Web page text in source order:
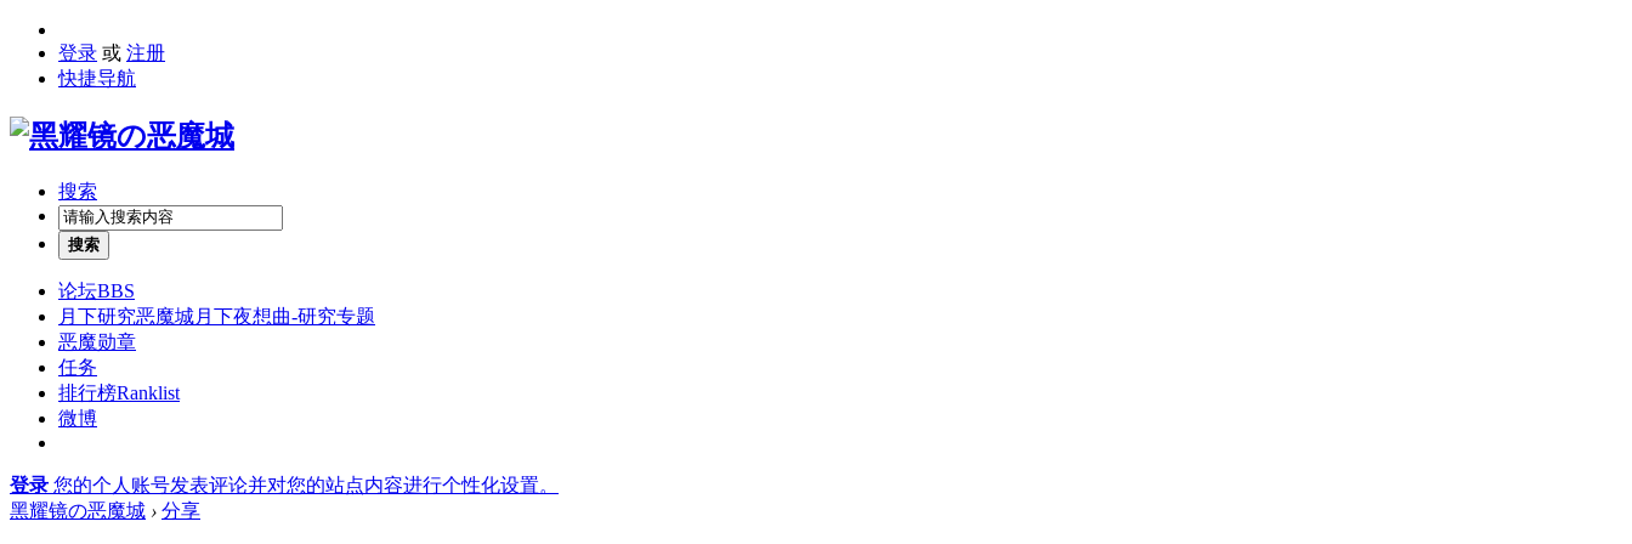
登录 或 注册
快捷导航
搜索
搜索
论坛BBS
月下研究恶魔城月下夜想曲-研究专题
恶魔勋章
任务
排行榜Ranklist
微博
登录 您的个人账号发表评论并对您的站点内容进行个性化设置。
黑耀镜の恶魔城 › 分享